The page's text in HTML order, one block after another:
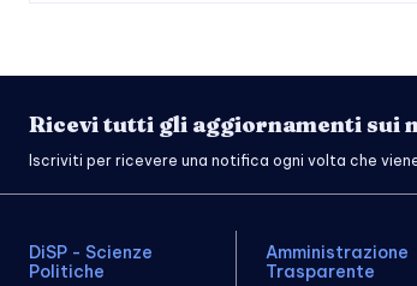
Ricevi tutti gli aggiornamenti sui
Iscriviti per ricevere una notifica ogni volta che
DiSP - Scienze
Politiche
Amministrazione
Trasparente